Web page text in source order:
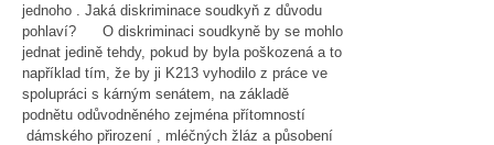
jednoho . Jaká diskriminace soudkyň z důvodu
pohlaví? O diskriminaci soudkyně by se mohlo
jednat jedině tehdy, pokud by byla poškozená a to
například tím, že by ji K213 vyhodilo z práce ve
spolupráci s kárným senátem, na základě
podnětu odůvodněného zejména přítomností
dámského přirození , mléčných žláz a působení